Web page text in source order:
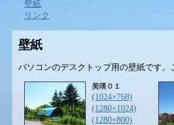
壁紙
リンク
壁紙
パソコンのデスクトップ用の壁紙です
美瑛０１
(1024×768)
(1280×1024)
(1280×800)